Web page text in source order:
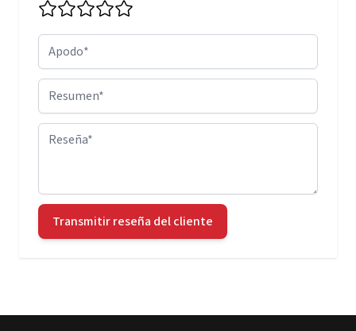
Apodo
Resumen
Reseña
Transmitir reseña del cliente